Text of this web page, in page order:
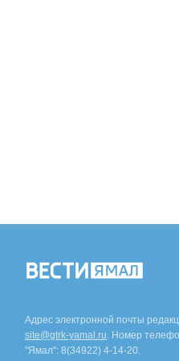
Адрес электронной почты
site@gtrk-yamal.ru. Номер
"Ямал": 8(34922) 4-14-20.